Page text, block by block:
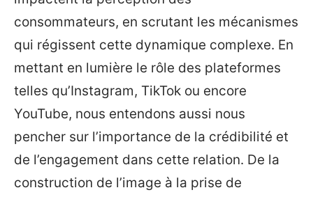
consommateurs, en scrutant les mécanismes
qui régissent cette dynamique complexe. En
mettant en lumière le rôle des plateformes
telles qu’Instagram, TikTok ou encore
YouTube, nous entendons aussi nous
pencher sur l’importance de la crédibilité et
de l’engagement dans cette relation. De la
construction de l’image à la prise de